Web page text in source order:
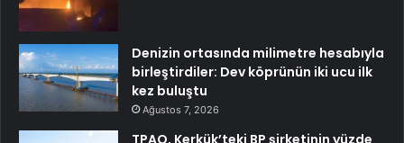
Denizin ortasında milimetre hesabıyla
birleştirdiler: Dev köprünün iki ucu ilk
kez buluştu
Ağustos 7, 2026